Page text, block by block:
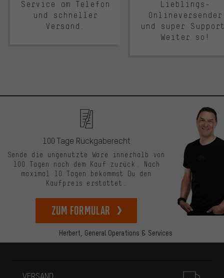
Service am Telefon
und schneller
Versand.
Lieblings-
Onlineversender
und super
Weiter so!
Herbert, General Operations & Services
100 Tage Rückgaberecht
Sende die ungenutzte Ware innerhalb von
100 Tagen nach dem Kauf zurück. Nach
maximal 10 Tagen bekommst Du den
Kaufpreis erstattet.
zum Formular
VERSAND